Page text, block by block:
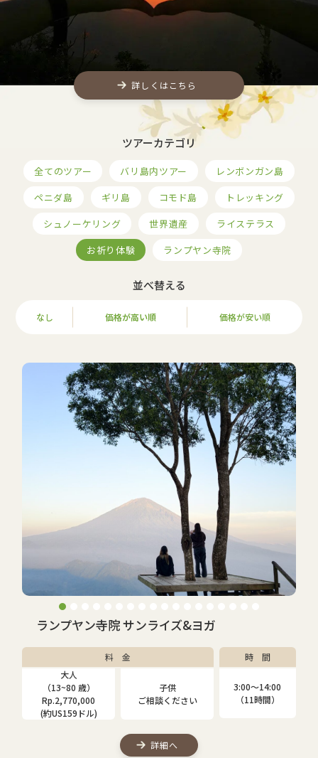
詳しくはこちら
ツアーカテゴリ
全てのツアー バリ島内ツアー
レンボンガン島
ペニダ島
ギリ島 コモド島
トレッキング
シュノーケリング
世界遺産
ライステラス
お祈り体験
ランプヤン寺院
並べ替える
なし 価格が高い順 価格が安い順
ランプヤン寺院 サンライズ&ヨガ
料 金
大人
（13~80 歳）
Rp.2,770,000
(約US159ドル)
子供
ご相談ください
時 間
3:00〜14:00
（11時間）
詳細へ